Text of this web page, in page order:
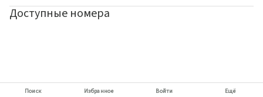
Доступные номера
Поиск Избранное Войти Ещё